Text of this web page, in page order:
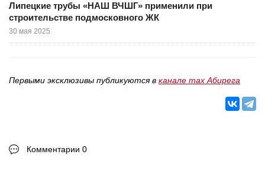
Липецкие трубы «НАШ ВЧШГ» применили при
строительстве подмосковного ЖК
30 мая 2025
Первыми эксклюзивы публикуются в канале max Абирега
Комментарии 0